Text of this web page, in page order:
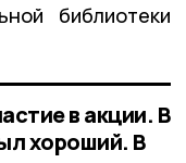
библиотеки
в акции. В
хороший. В